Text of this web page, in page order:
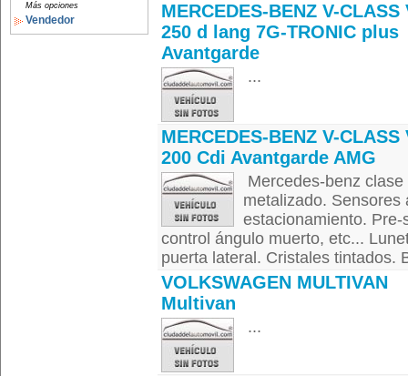
Más opciones
Vendedor
MERCEDES-BENZ V-CLASS
250 d lang 7G-TRONIC plus
Avantgarde
...
MERCEDES-BENZ V-CLASS
200 Cdi Avantgarde AMG
Mercedes-benz
metalizado. Sensores
estacionamiento.
control ángulo muerto, etc...
puerta lateral. Cristales tintados.
VOLKSWAGEN MULTIVAN
Multivan
...